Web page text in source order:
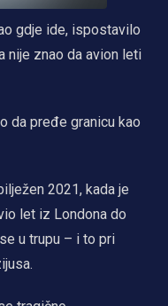
gdje ide, ispostavilo
nije znao da avion leti
da pređe granicu kao
2021, kada je
let iz Londona do
u trupu – i to pri